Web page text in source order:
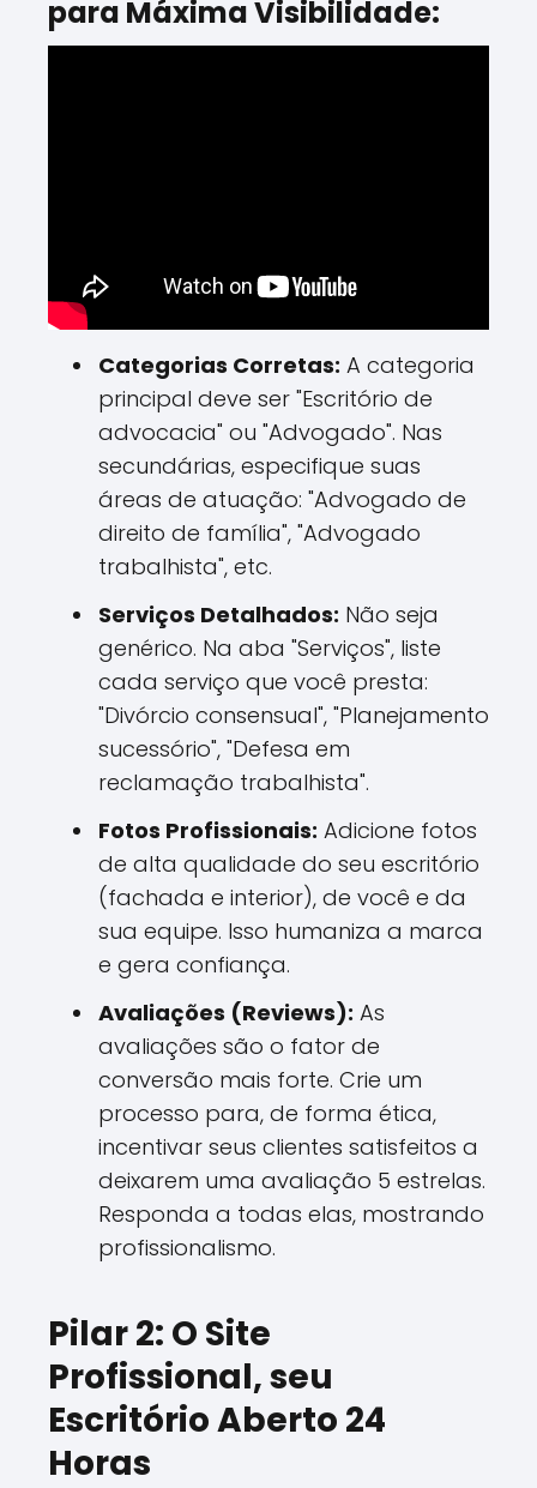
para Máxima Visibilidade:
Categorias Corretas: A categoria
principal deve ser "Escritório de
advocacia" ou "Advogado". Nas
secundárias, especifique suas
áreas de atuação: "Advogado de
direito de família", "Advogado
trabalhista", etc.
Serviços Detalhados: Não seja
genérico. Na aba "Serviços", liste
cada serviço que você presta:
"Divórcio consensual", "Planejamento
sucessório", "Defesa em
reclamação trabalhista".
Fotos Profissionais: Adicione fotos
de alta qualidade do seu escritório
(fachada e interior), de você e da
sua equipe. Isso humaniza a marca
e gera confiança.
Avaliações (Reviews): As
avaliações são o fator de
conversão mais forte. Crie um
processo para, de forma ética,
incentivar seus clientes satisfeitos a
deixarem uma avaliação 5 estrelas.
Responda a todas elas, mostrando
profissionalismo.
Pilar 2: O Site
Profissional, seu
Escritório Aberto 24
Horas